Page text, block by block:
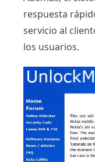
respuesta
servicio al
los usuarios.